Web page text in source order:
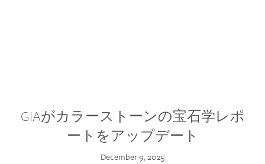
GIAがカラーストーンの宝石学レポ
ートをアップデート
December 9, 2025